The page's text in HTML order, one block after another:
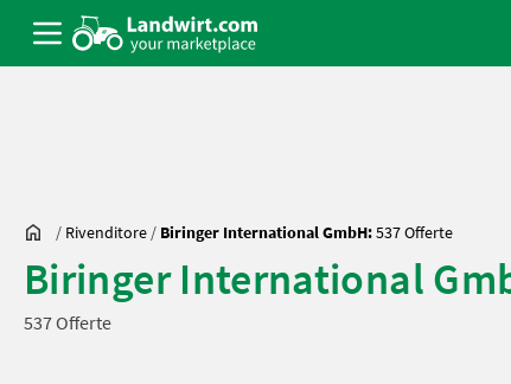
/ Rivenditore / Biringer International GmbH:537 Offerte
Biringer International
537 Offerte